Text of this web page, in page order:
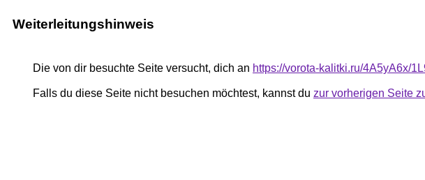
Weiterleitungshinweis
Die von dir besuchte Seite versucht, dich an https://vorota-kalitki.ru/4A5yA6x/
Falls du diese Seite nicht besuchen möchtest, kannst du zur vorherigen Seite